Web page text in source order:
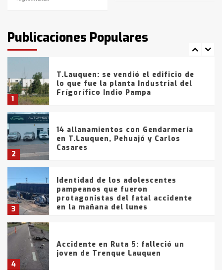
Publicaciones Populares
fueron detenidos por
comercialización de drogas en la
tarde del sábado
1
T.Lauquen: se vendió el edificio de
lo que fue la planta Industrial del
Frígorífico Indio Pampa
2
14 allanamientos con Gendarmería
en T.Lauquen, Pehuajó y Carlos
Casares
3
Identidad de los adolescentes
pampeanos que fueron
protagonistas del fatal accidente
en la mañana del lunes
4
Accidente en Ruta 5: falleció un
joven de Trenque Lauquen